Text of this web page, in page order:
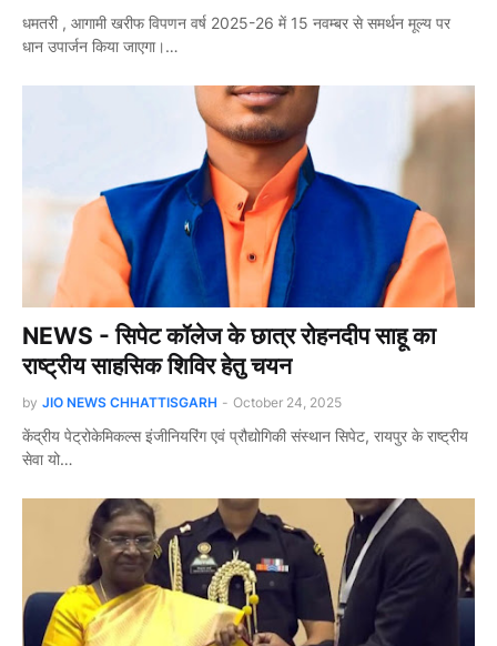
धमतरी , आगामी खरीफ विपणन वर्ष 2025-26 में 15 नवम्बर से समर्थन मूल्य पर
धान उपार्जन किया जाएगा।…
NEWS - सिपेट कॉलेज के छात्र रोहनदीप साहू का
राष्ट्रीय साहसिक शिविर हेतु चयन
by JIO NEWS CHHATTISGARH - October 24, 2025
केंद्रीय पेट्रोकेमिकल्स इंजीनियरिंग एवं प्रौद्योगिकी संस्थान सिपेट, रायपुर के राष्ट्रीय
सेवा यो…